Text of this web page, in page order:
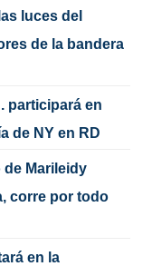
luces del
de la bandera
participará en
de NY en RD
de Marileidy
corre por todo
en la